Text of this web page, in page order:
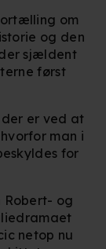
om
og den
sjældent
først
er ved at
man i
for
Robert- og
netop nu